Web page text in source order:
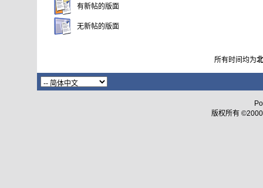
有新帖的版面
无新帖的版面
所有时间均为
版权所有